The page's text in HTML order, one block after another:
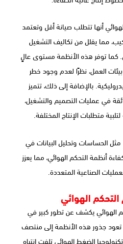
أنها تتطلب صيانة أقل وتعتمد
مما يقلل من تكاليف التشغيل
كما توفر هذه الأنظمة مستوى عالٍ
العمل، نظرًا لعدم وجود خطر
بالإضافة إلى ذلك، تتميز
في عمليات التصميم والتشغيل،
متطلبات الإنتاج المختلفة.
مثل الحساسات وتحليل البيانات في
أنظمة التحكم الهوائي، مما يعزز
الصناعية المتعددة.
الهوائي
الهوائي يكشف عن تطور كبير في
تعود جذور هذه الأنظمة إلى منتصف
الضغط الهوائي تلفت انتباه